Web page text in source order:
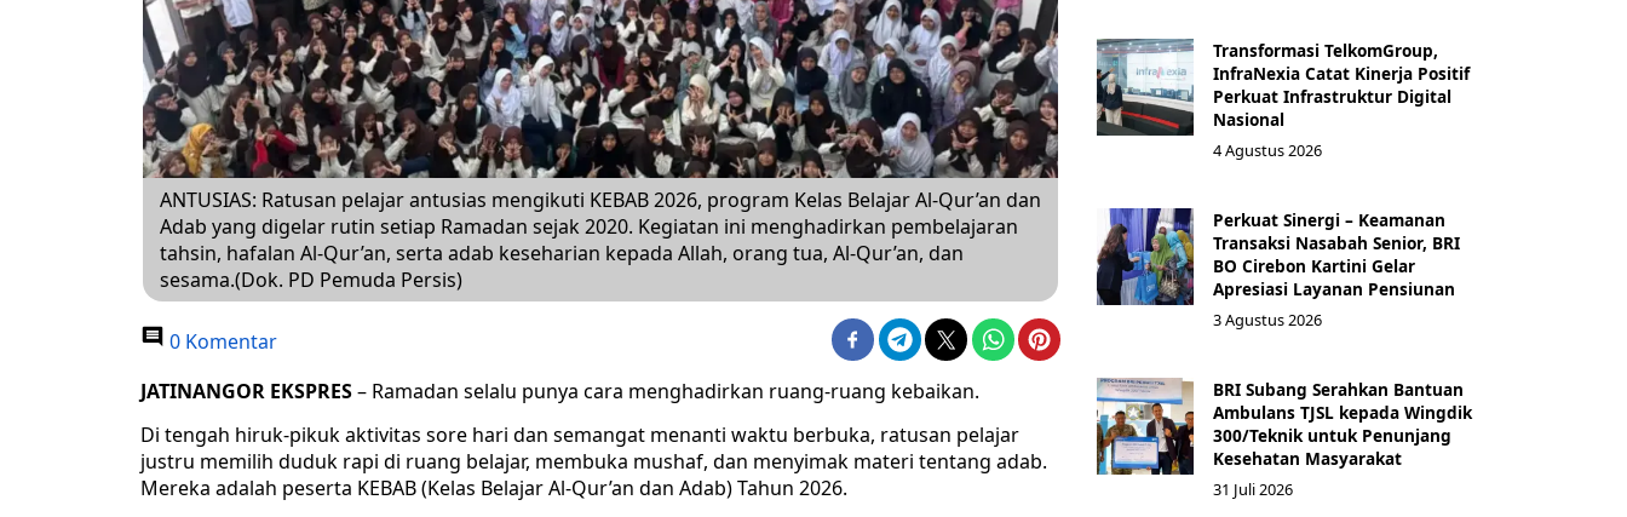
ANTUSIAS: Ratusan pelajar antusias mengikuti KEBAB 2026, program Kelas Belajar Al-Qur’an dan
Adab yang digelar rutin setiap Ramadan sejak 2020. Kegiatan ini menghadirkan pembelajaran
tahsin, hafalan Al-Qur’an, serta adab keseharian kepada Allah, orang tua, Al-Qur’an, dan
sesama.(Dok. PD Pemuda Persis)
0 Komentar
JATINANGOR EKSPRES– Ramadan selalu punya cara menghadirkan ruang-ruang kebaikan.
Di tengah hiruk-pikuk aktivitas sore hari dan semangat menanti waktu berbuka, ratusan pelajar
justru memilih duduk rapi di ruang belajar, membuka mushaf, dan menyimak materi tentang adab.
Mereka adalah peserta KEBAB (Kelas Belajar Al-Qur’an dan Adab) Tahun 2026.
Transformasi TelkomGroup,
InfraNexia Catat Kinerja Positif
Perkuat Infrastruktur Digital
Nasional
4 Agustus 2026
Perkuat Sinergi – Keamanan
Transaksi Nasabah Senior, BRI
BO Cirebon Kartini Gelar
Apresiasi Layanan Pensiunan
3 Agustus 2026
BRI Subang Serahkan Bantuan
Ambulans TJSL kepada Wingdik
300/Teknik untuk Penunjang
Kesehatan Masyarakat ​
31 Juli 2026